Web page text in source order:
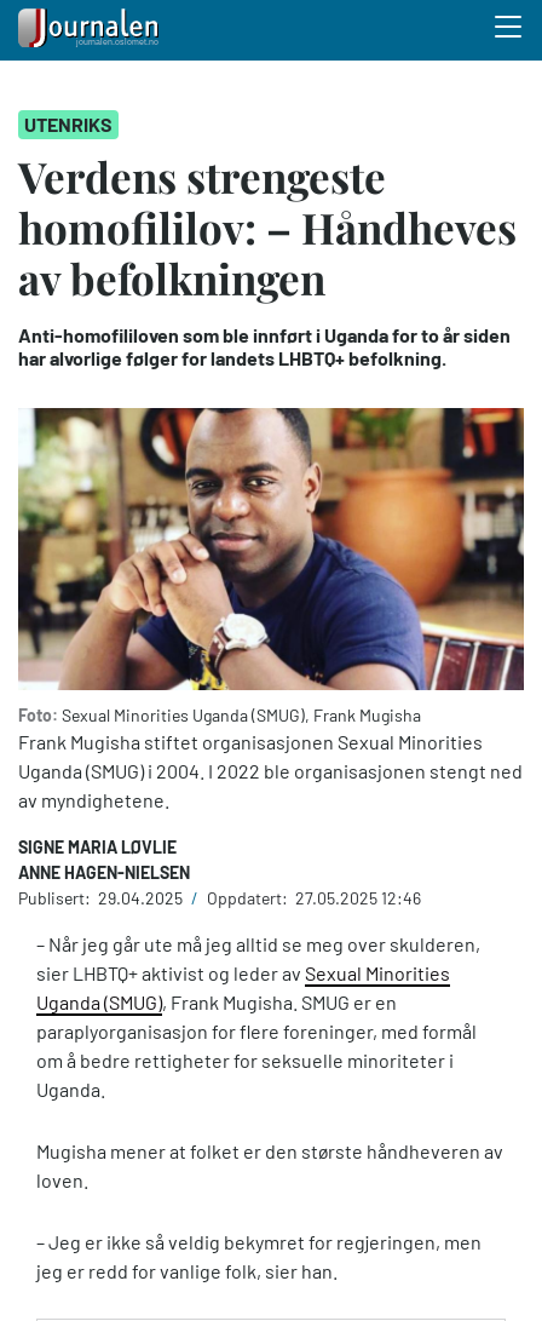
hovedinnhold
UTENRIKS
Verdens strengeste
homofililov: – Håndheves
av befolkningen
Anti-homofililoven som ble innført i Uganda for to år siden
har alvorlige følger for landets LHBTQ+ befolkning.
Foto: Sexual Minorities Uganda (SMUG), Frank Mugisha
Frank Mugisha stiftet organisasjonen Sexual Minorities
Uganda (SMUG) i 2004. I 2022 ble organisasjonen stengt ned
av myndighetene.
SIGNE MARIA LØVLIE
ANNE HAGEN-NIELSEN
Publisert: 29.04.2025 / Oppdatert: 27.05.2025 12:46
– Når jeg går ute må jeg alltid se meg over skulderen,
sier LHBTQ+ aktivist og leder av Sexual Minorities
Uganda (SMUG), Frank Mugisha. SMUG er en
paraplyorganisasjon for flere foreninger, med formål
om å bedre rettigheter for seksuelle minoriteter i
Uganda.
Mugisha mener at folket er den største håndheveren av
loven.
– Jeg er ikke så veldig bekymret for regjeringen, men
jeg er redd for vanlige folk, sier han.